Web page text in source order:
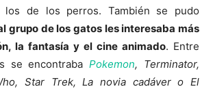
los de los perros. También se pudo
grupo de los gatos les interesaba más
la fantasía y el cine animado. Entre
se encontrabaPokemon, Terminator,
Star Trek, La novia cadáver o El